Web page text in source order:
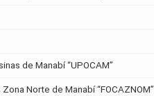
de Manabí “UPOCAM”
Norte de Manabí “FOCAZNOM”